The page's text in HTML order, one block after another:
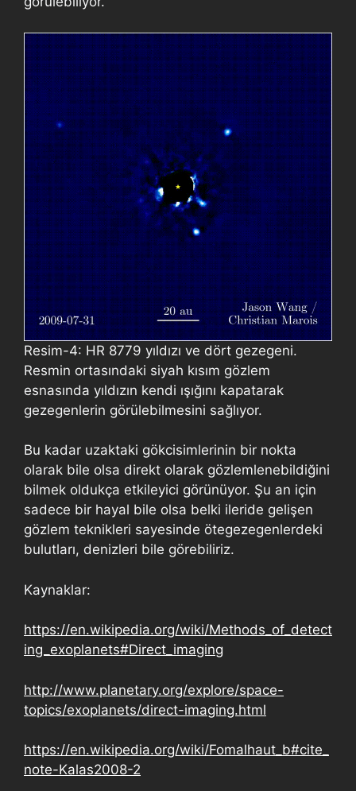
Resim-4: HR 8779 yıldızı ve dört gezegeni.
Resmin ortasındaki siyah kısım gözlem
esnasında yıldızın kendi ışığını kapatarak
gezegenlerin görülebilmesini sağlıyor.
Bu kadar uzaktaki gökcisimlerinin bir nokta
olarak bile olsa direkt olarak gözlemlenebildiğini
bilmek oldukça etkileyici görünüyor. Şu an için
sadece bir hayal bile olsa belki ileride gelişen
gözlem teknikleri sayesinde ötegezegenlerdeki
bulutları, denizleri bile görebiliriz.
Kaynaklar:
https://en.wikipedia.org/wiki/Methods_of_detect
ing_exoplanets#Direct_imaging
http://www.planetary.org/explore/space-
topics/exoplanets/direct-imaging.html
https://en.wikipedia.org/wiki/Fomalhaut_b#cite_
note-Kalas2008-2